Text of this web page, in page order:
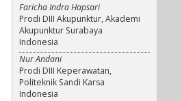
Faricha Indra Hapsari
Prodi DIII Akupunktur, Akademi
Akupunktur Surabaya
Indonesia
Nur Andani
Prodi DIII Keperawatan,
Politeknik Sandi Karsa
Indonesia